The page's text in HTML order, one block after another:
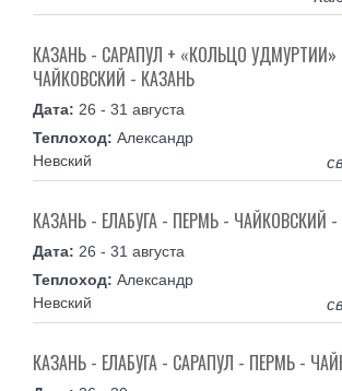
26 - 31 августа
КАЗАНЬ - САРАПУЛ + «КОЛЬЦО
ЧАЙКОВСКИЙ - КАЗАНЬ
Александр
Невский
26 - 31 августа
КАЗАНЬ - ЕЛАБУГА - ПЕРМЬ - ЧАЙКОВСКИЙ
Александр
Невский
КАЗАНЬ - ЕЛАБУГА - САРАПУЛ - ПЕРМЬ -